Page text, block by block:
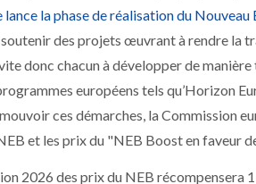
lance la phase de réalisation du
des projets œuvrant à rendre la
donc chacun à développer de
européens tels qu’Horizon
ces démarches, la Commission
et les prix du "NEB Boost en faveur
2026 des prix du NEB récompensera